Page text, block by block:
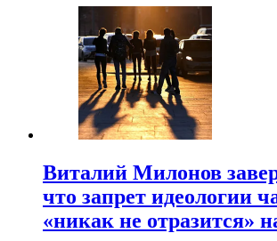
Виталий Милонов
что запрет идеологии
«никак не отразится»